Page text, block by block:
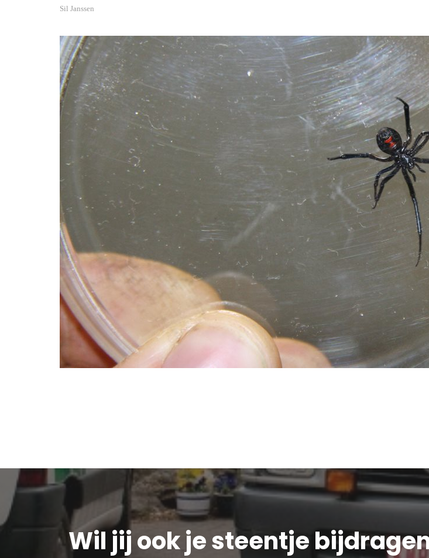
Sil Janssen
Wil jij ook je steentje